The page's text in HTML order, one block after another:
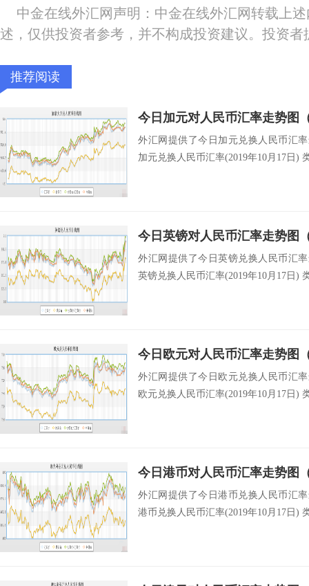
中金在线外汇网声明：中金在线外汇网转载上
述，仅供投资者参考，并不构成投资建议。投资
推荐阅读
今日加元对人民币汇率走势图
外汇网提供了今日加元兑换人民币汇
加元兑换人民币汇率(2019年10月17日)
今日英镑对人民币汇率走势图
外汇网提供了今日英镑兑换人民币汇
英镑兑换人民币汇率(2019年10月17日)
今日欧元对人民币汇率走势图
外汇网提供了今日欧元兑换人民币汇
欧元兑换人民币汇率(2019年10月17日)
今日港币对人民币汇率走势图
外汇网提供了今日港币兑换人民币汇
港币兑换人民币汇率(2019年10月17日)